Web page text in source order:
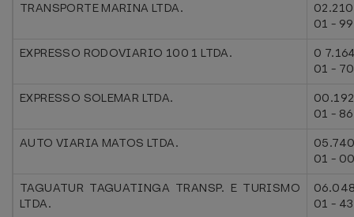
TRANSPORTE MARINA LTDA.
01 - 99
EXPRESSO RODOVIARIO 100 1 LTDA.
0
01 - 70
EXPRESSO SOLEMAR LTDA.
01 - 86
AUTO VIARIA MATOS LTDA.
01 -
TAGUATUR TAGUATINGA TRANSP. E TURISMO
LTDA.
01 - 43